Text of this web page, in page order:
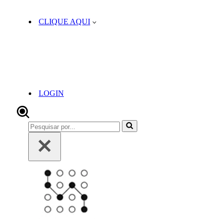
CLIQUE AQUI
LOGIN
Pesquisar
por...